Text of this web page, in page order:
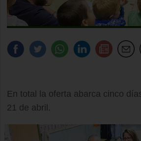
En total la oferta abarca cinco
21 de abril.